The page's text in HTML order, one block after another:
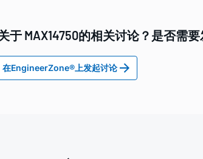
于 MAX14750的相关讨论？是否需
在EngineerZone®上发起讨论